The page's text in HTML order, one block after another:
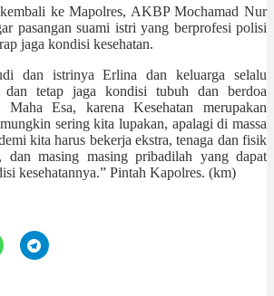
ke Mapolres, AKBP Mochamad Nur
pasangan suami istri yang berprofesi polisi
jaga kondisi kesehatan.
dan istrinya Erlina dan keluarga selalu
dan tetap jaga kondisi tubuh dan berdoa
Maha Esa, karena Kesehatan merupakan
sering kita lupakan, apalagi di massa
kita harus bekerja ekstra, tenaga dan fisik
dan masing masing pribadilah yang dapat
kesehatannya.” Pintah Kapolres. (km)